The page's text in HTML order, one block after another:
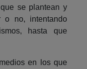
se plantean y
o no, intentando
hasta que
en los que